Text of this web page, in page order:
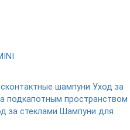
шампуни Уход за
подкапотным пространством
за стеклами Шампуни для